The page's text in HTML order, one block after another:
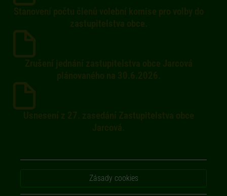
Zásady cookies